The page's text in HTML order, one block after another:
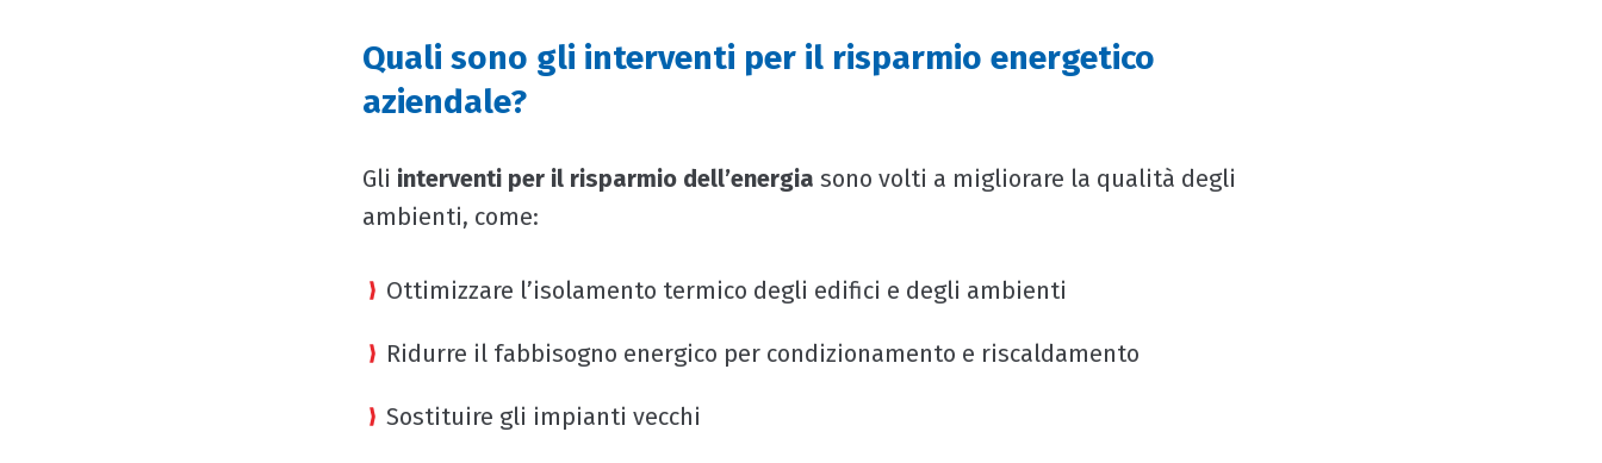
Quali sono gli interventi per il risparmio energetico
aziendale?
Gli interventi per il risparmio dell’energia sono volti a migliorare la qualità degli
ambienti, come:
Ottimizzare l’isolamento termico degli edifici e degli ambienti
Ridurre il fabbisogno energico per condizionamento e riscaldamento
Sostituire gli impianti vecchi